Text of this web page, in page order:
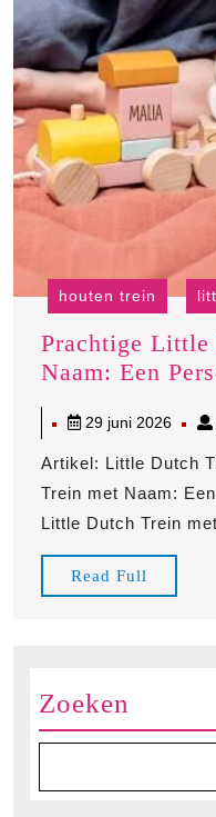
houten trein
Prachtige
Naam: Een
29 juni 202629
2026
Artikel: Little Dutch
Trein met Naam:
Little Dutch Trein
Read Full
Full
Zoeken